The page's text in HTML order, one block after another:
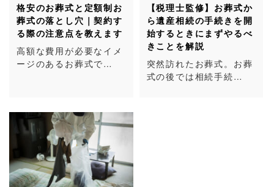
格安のお葬式と定額制お
葬式の落とし穴｜契約す
る際の注意点を教えます
高額な費用が必要なイメ
ージのあるお葬式で…
【税理士監修】お葬式か
ら遺産相続の手続きを開
始するときにまずやるべ
きことを解説
突然訪れたお葬式。お葬
式の後では相続手続…